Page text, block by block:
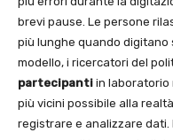
brevi pause. Le persone
più lunghe quando digitano
modello, i ricercatori del
partecipanti in laboratorio
più vicini possibile alla
registrare e analizzare